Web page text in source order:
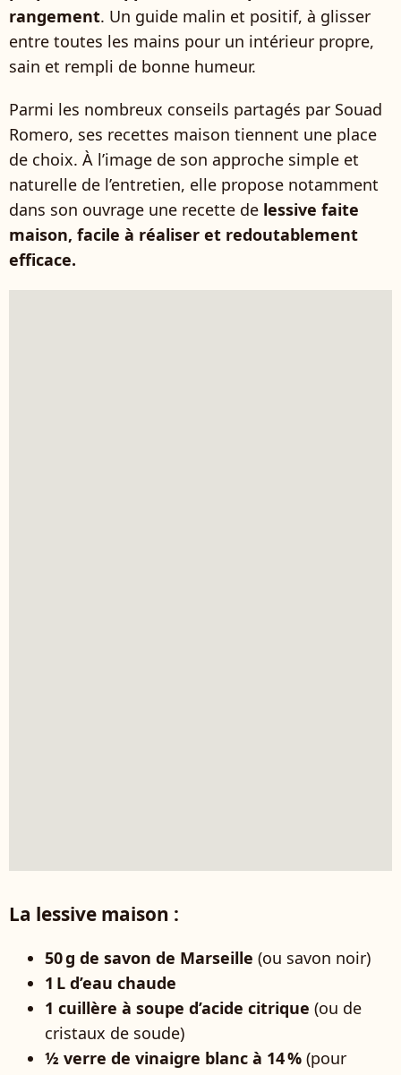
rangement. Un guide malin et positif, à glisser
entre toutes les mains pour un intérieur propre,
sain et rempli de bonne humeur.
Parmi les nombreux conseils partagés par Souad
Romero, ses recettes maison tiennent une place
de choix. À l’image de son approche simple et
naturelle de l’entretien, elle propose notamment
dans son ouvrage une recette de lessive faite
maison, facile à réaliser et redoutablement
efficace.
La lessive maison :
50 g de savon de Marseille (ou savon noir)
1 L d’eau chaude
1 cuillère à soupe d’acide citrique (ou de
cristaux de soude)
½ verre de vinaigre blanc à 14 % (pour